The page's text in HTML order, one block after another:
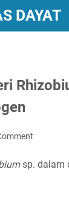
DAYAT
sp. dalam